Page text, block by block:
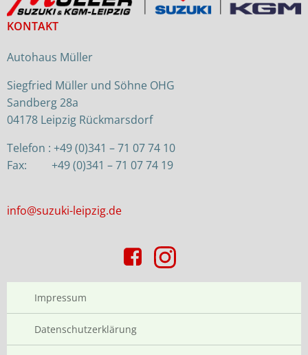
KONTAKT
Autohaus Müller
Siegfried Müller und Söhne OHG
Sandberg 28a
04178 Leipzig Rückmarsdorf
Telefon : +49 (0)341 – 71 07 74 10
Fax: +49 (0)341 – 71 07 74 19
info@suzuki-leipzig.de
Impressum
Datenschutzerklärung